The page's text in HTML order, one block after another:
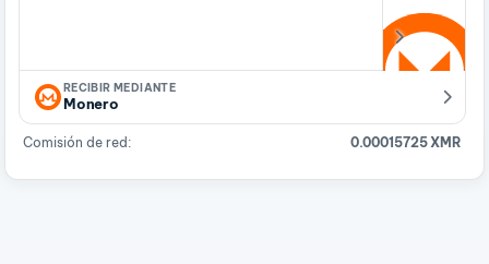
RECIBIR MEDIANTE
Monero
Comisión de red: 0.00015725 XMR